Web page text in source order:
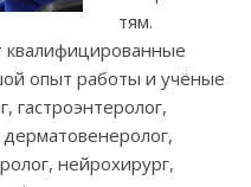
тям.
квалифицированные
опыт работы и учёные
гастроэнтеролог,
дерматовенеролог,
нейрохирург,